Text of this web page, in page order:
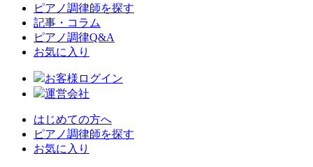
ピアノ調律師を探す
記事・コラム
ピアノ調律Q&A
お気に入り
お客様ログイン
運営会社
はじめての方へ
ピアノ調律師を探す
お気に入り